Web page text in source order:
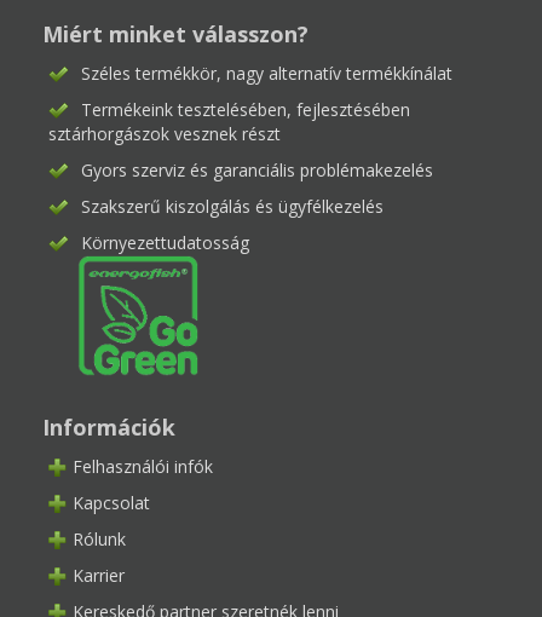
Miért minket válasszon?
Széles termékkör, nagy alternatív termékkínálat
Termékeink tesztelésében, fejlesztésében
sztárhorgászok vesznek részt
Gyors szerviz és garanciális problémakezelés
Szakszerű kiszolgálás és ügyfélkezelés
Környezettudatosság
Információk
Felhasználói infók
Kapcsolat
Rólunk
Karrier
Kereskedő partner szeretnék lenni